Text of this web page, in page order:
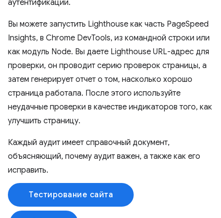
аутентификации.
Вы можете запустить Lighthouse как часть PageSpeed ​​
Insights, в Chrome DevTools, из командной строки или
как модуль Node. Вы даете Lighthouse URL-адрес для
проверки, он проводит серию проверок страницы, а
затем генерирует отчет о том, насколько хорошо
страница работала. После этого используйте
неудачные проверки в качестве индикаторов того, как
улучшить страницу.
Каждый аудит имеет справочный документ,
объясняющий, почему аудит важен, а также как его
исправить.
Тестирование сайта